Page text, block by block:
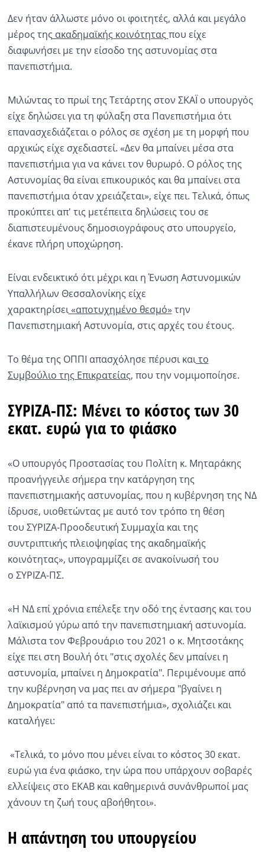
Δεν ήταν άλλωστε μόνο οι φοιτητές, αλλά και μεγάλο
μέρος της ακαδημαϊκής κοινότητας που είχε
διαφωνήσει με την είσοδο της αστυνομίας στα
πανεπιστήμια.
Μιλώντας το πρωί της Τετάρτης στον ΣΚΑΪ ο υπουργός
είχε δηλώσει για τη φύλαξη στα Πανεπιστήμια ότι
επανασχεδιάζεται ο ρόλος σε σχέση με τη μορφή που
αρχικώς είχε σχεδιαστεί. «Δεν θα μπαίνει μέσα στα
πανεπιστήμια για να κάνει τον θυρωρό. Ο ρόλος της
Αστυνομίας θα είναι επικουρικός και θα μπαίνει στα
πανεπιστήμια όταν χρειάζεται», είχε πει. Τελικά, όπως
προκύπτει απ' τις μετέπειτα δηλώσεις του σε
διαπιστευμένους δημοσιογράφους στο υπουργείο,
έκανε πλήρη υποχώρηση.
Είναι ενδεικτικό ότι μέχρι και η Ένωση Αστυνομικών
Υπαλλήλων Θεσσαλονίκης είχε
χαρακτηρίσει«αποτυχημένο θεσμό» την
Πανεπιστημιακή Αστυνομία, στις αρχές του έτους.
Το θέμα της ΟΠΠΙ απασχόλησε πέρυσι καιτο
Συμβούλιο της Επικρατείας, που την νομιμοποίησε.
ΣΥΡΙΖΑ-ΠΣ: Μένει το κόστος των 30
εκατ. ευρώ για το φιάσκο
«Ο υπουργός Προστασίας του Πολίτη κ. Μηταράκης
προανήγγειλε σήμερα την κατάργηση της
πανεπιστημιακής αστυνομίας, που η κυβέρνηση της ΝΔ
ίδρυσε, υιοθετώντας με αυτό τον τρόπο τη θέση
του ΣΥΡΙΖΑ-Προοδευτική Συμμαχία και της
συντριπτικής πλειοψηφίας της ακαδημαϊκής
κοινότητας», υπογραμμίζει σε ανακοίνωσή του
ο ΣΥΡΙΖΑ-ΠΣ.
«Η ΝΔ επί χρόνια επέλεξε την οδό της έντασης και του
λαϊκισμού γύρω από την πανεπιστημιακή αστυνομία.
Μάλιστα τον Φεβρουάριο του 2021 ο κ. Μητσοτάκης
είχε πει στη Βουλή ότι "στις σχολές δεν μπαίνει η
αστυνομία, μπαίνει η Δημοκρατία". Περιμένουμε από
την κυβέρνηση να μας πει αν σήμερα "βγαίνει η
Δημοκρατία" από τα πανεπιστήμια», σχολιάζει και
καταλήγει:
«Τελικά, το μόνο που μένει είναι το κόστος 30 εκατ.
ευρώ για ένα φιάσκο, την ώρα που υπάρχουν σοβαρές
ελλείψεις στο ΕΚΑΒ και καθημερινά συνάνθρωποί μας
χάνουν τη ζωή τους αβοήθητοι».
Η απάντηση του υπουργείου